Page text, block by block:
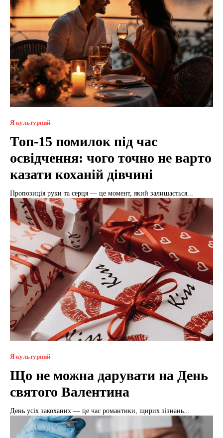
Я культурний
Топ-15 помилок під час
освідчення: чого точно не варто
казати коханій дівчині
Пропозиція руки та серця — це момент, який залишається...
Я культурний
Що не можна дарувати на День
святого Валентина
День усіх закоханих — це час романтики, щирих зізнань...